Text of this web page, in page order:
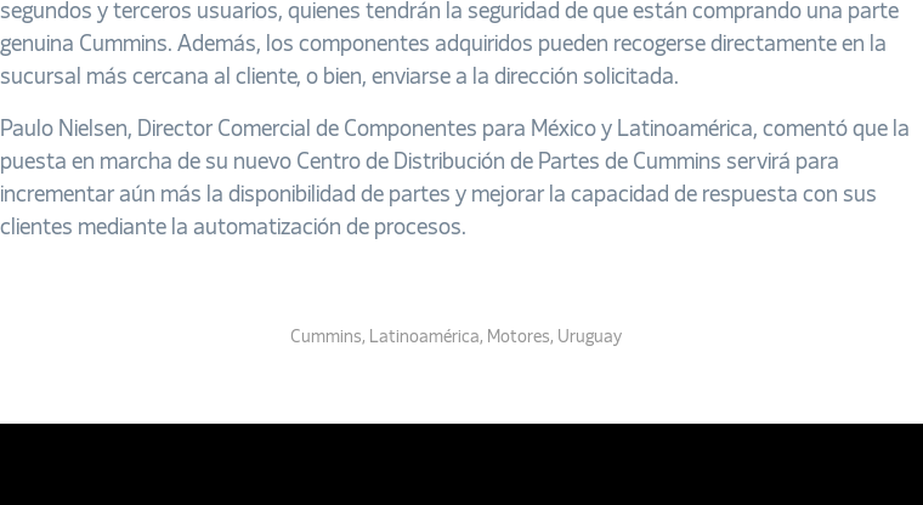
segundos y terceros usuarios, quienes tendrán la seguridad de que están comprando una parte
genuina Cummins. Además, los componentes adquiridos pueden recogerse directamente en la
sucursal más cercana al cliente, o bien, enviarse a la dirección solicitada.
Paulo Nielsen, Director Comercial de Componentes para México y Latinoamérica, comentó que la
puesta en marcha de su nuevo Centro de Distribución de Partes de Cummins servirá para
incrementar aún más la disponibilidad de partes y mejorar la capacidad de respuesta con sus
clientes mediante la automatización de procesos.
Cummins, Latinoamérica, Motores, Uruguay